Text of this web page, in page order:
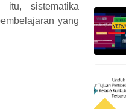
itu, sistematika
yang